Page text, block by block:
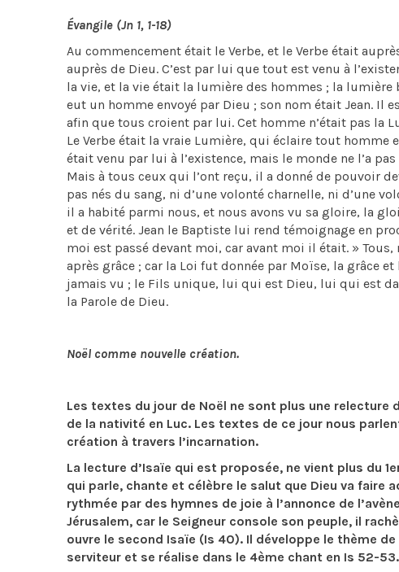
Évangile (Jn 1, 1-18)
Au commencement était le Verbe, et le Verbe était
auprès de Dieu. C’est par lui que tout est venu à
la vie, et la vie était la lumière des hommes ; la lumière
eut un homme envoyé par Dieu ; son nom était Jean. Il
afin que tous croient par lui. Cet homme n’était pas la
Le Verbe était la vraie Lumière, qui éclaire tout homme
était venu par lui à l’existence, mais le monde ne l’a
Mais à tous ceux qui l’ont reçu, il a donné de pouvoir
pas nés du sang, ni d’une volonté charnelle, ni d’une
il a habité parmi nous, et nous avons vu sa gloire, la
et de vérité. Jean le Baptiste lui rend témoignage en
moi est passé devant moi, car avant moi il était. »
après grâce ; car la Loi fut donnée par Moïse, la grâce
jamais vu ; le Fils unique, lui qui est Dieu, lui qui est
la Parole de Dieu.
Noël comme nouvelle création.
Les textes du jour de Noël ne sont plus une relecture
de la nativité en Luc. Les textes de ce jour nous
création à travers l’incarnation.
La lecture d’Isaïe qui est proposée, ne vient plus du
qui parle, chante et célèbre le salut que Dieu va faire
rythmée par des hymnes de joie à l’annonce de
Jérusalem, car le Seigneur console son peuple, il
ouvre le second Isaïe (Is 40). Il développe le thème
serviteur et se réalise dans le 4ème chant en Is 52-53.